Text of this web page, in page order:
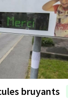
bruyants